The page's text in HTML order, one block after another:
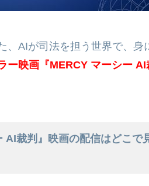
、AIが司法を担う世界で、
ー映画『MERCY マーシー AI
AI裁判』映画の配信はどこで